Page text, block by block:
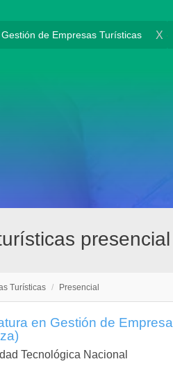
X
Turísticas / Presencial
en Gestión de
Tecnológica Nacional